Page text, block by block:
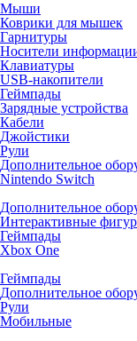
Мыши
Коврики для мышек
Гарнитуры
Носители
Клавиатуры
USB-накопители
Геймпады
Зарядные устройства
Кабели
Джойстики
Рули
Дополнительное
Nintendo Switch
Дополнительное
Интерактивные
Геймпады
Xbox One
Геймпады
Дополнительное
Рули
Мобильные